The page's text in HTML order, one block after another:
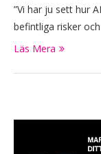
”Vi har ju sett hur
befintliga risker
Läs Mera